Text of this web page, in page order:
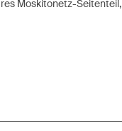
Moskitonetz-Seitenteil,